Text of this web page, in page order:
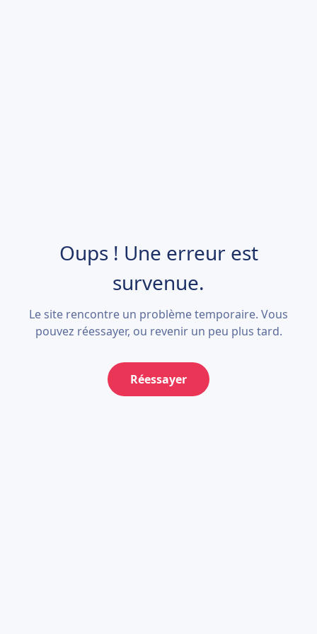
Oups ! Une erreur est
survenue.
Le site rencontre un problème temporaire. Vous
pouvez réessayer, ou revenir un peu plus tard.
Réessayer